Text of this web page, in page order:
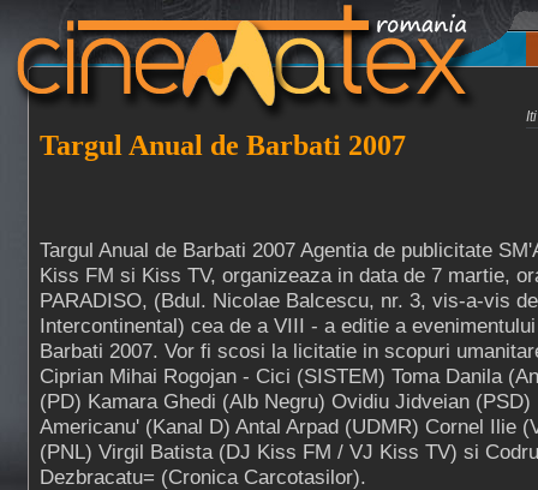
Targul Anual de Barbati 2007
Targul Anual de Barbati 2007 Agentia de publicitate
Kiss FM si Kiss TV, organizeaza in data de 7 martie,
PARADISO, (Bdul. Nicolae Balcescu, nr. 3, vis-a-vis
Intercontinental) cea de a VIII - a editie a
Barbati 2007. Vor fi scosi la licitatie in scopuri
Ciprian Mihai Rogojan - Cici (SISTEM) Toma Danila
(PD) Kamara Ghedi (Alb Negru) Ovidiu Jidveian
Americanu' (Kanal D) Antal Arpad (UDMR) Cornel Ilie
(PNL) Virgil Batista (DJ Kiss FM / VJ Kiss TV) si
Dezbracatu= (Cronica Carcotasilor).